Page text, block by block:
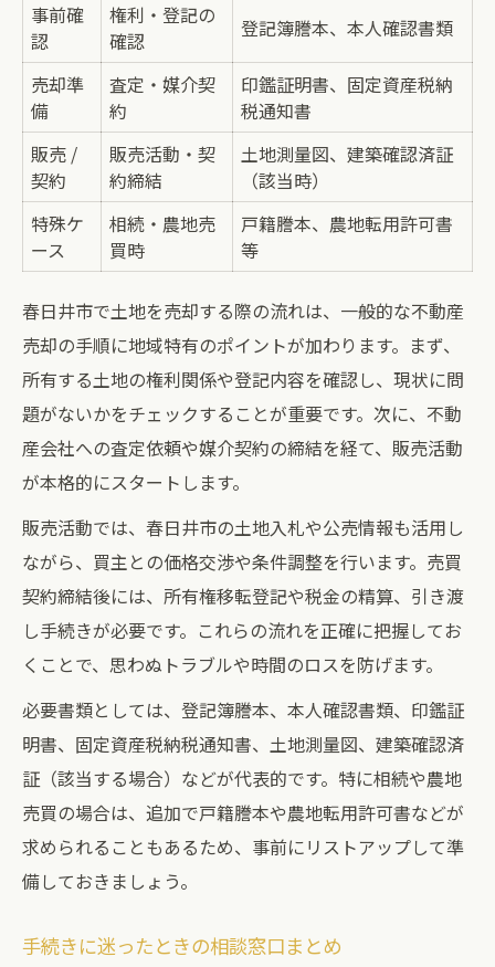
事前確
認
権利・登記の
確認
登記簿謄本、本人確認書類
売却準
備
査定・媒介契
約
印鑑証明書、固定資産税納
税通知書
販売 /
契約
販売活動・契
約締結
土地測量図、建築確認済証
（該当時）
特殊ケ
ース
相続・農地売
買時
戸籍謄本、農地転用許可書
等
春日井市で土地を売却する際の流れは、一般的な不動産
売却の手順に地域特有のポイントが加わります。まず、
所有する土地の権利関係や登記内容を確認し、現状に問
題がないかをチェックすることが重要です。次に、不動
産会社への査定依頼や媒介契約の締結を経て、販売活動
が本格的にスタートします。
販売活動では、春日井市の土地入札や公売情報も活用し
ながら、買主との価格交渉や条件調整を行います。売買
契約締結後には、所有権移転登記や税金の精算、引き渡
し手続きが必要です。これらの流れを正確に把握してお
くことで、思わぬトラブルや時間のロスを防げます。
必要書類としては、登記簿謄本、本人確認書類、印鑑証
明書、固定資産税納税通知書、土地測量図、建築確認済
証（該当する場合）などが代表的です。特に相続や農地
売買の場合は、追加で戸籍謄本や農地転用許可書などが
求められることもあるため、事前にリストアップして準
備しておきましょう。
手続きに迷ったときの相談窓口まとめ